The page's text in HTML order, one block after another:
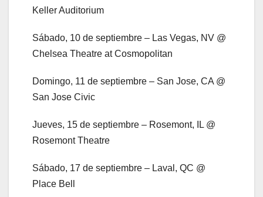
Keller Auditorium
Sábado, 10 de septiembre – Las Vegas, NV @
Chelsea Theatre at Cosmopolitan
Domingo, 11 de septiembre – San Jose, CA @
San Jose Civic
Jueves, 15 de septiembre – Rosemont, IL @
Rosemont Theatre
Sábado, 17 de septiembre – Laval, QC @
Place Bell